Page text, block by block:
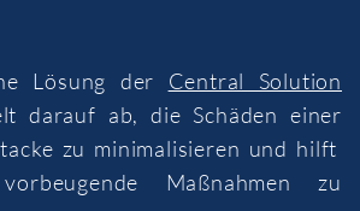
Lösung der Central Solution
darauf ab, die Schäden einer
zu minimalisieren und hilft
Maßnahmen zu